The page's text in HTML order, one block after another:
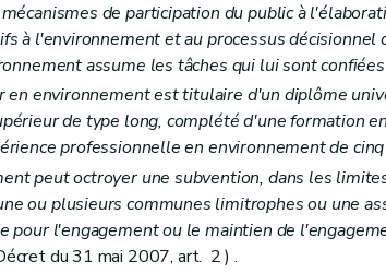
en matière d'environnement
générales
de participation du public à
à l'environnement et au processus décisionnel
assume les tâches qui lui sont
en environnement est titulaire d'un diplôme
de type long, complété d'une formation
professionnelle en environnement de
peut octroyer une subvention, dans les
ou plusieurs communes limitrophes ou une
pour l'engagement ou le maintien de
du 31 mai 2007, art. 2 ) .